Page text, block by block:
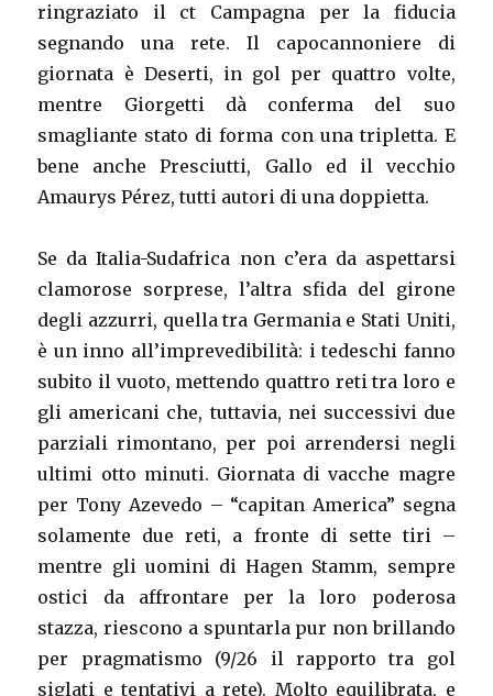
ringraziato il ct Campagna per la fiducia
segnando una rete. Il capocannoniere di
giornata è Deserti, in gol per quattro volte,
mentre Giorgetti dà conferma del suo
smagliante stato di forma con una tripletta. E
bene anche Presciutti, Gallo ed il vecchio
Amaurys Pérez, tutti autori di una doppietta.
Se da Italia-Sudafrica non c’era da aspettarsi
clamorose sorprese, l’altra sfida del girone
degli azzurri, quella tra Germania e Stati Uniti,
è un inno all’imprevedibilità: i tedeschi fanno
subito il vuoto, mettendo quattro reti tra loro e
gli americani che, tuttavia, nei successivi due
parziali rimontano, per poi arrendersi negli
ultimi otto minuti. Giornata di vacche magre
per Tony Azevedo – “capitan America” segna
solamente due reti, a fronte di sette tiri –
mentre gli uomini di Hagen Stamm, sempre
ostici da affrontare per la loro poderosa
stazza, riescono a spuntarla pur non brillando
per pragmatismo (9/26 il rapporto tra gol
siglati e tentativi a rete). Molto equilibrata, e